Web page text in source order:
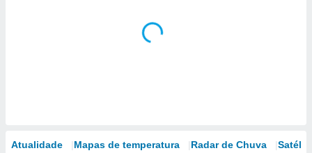
Atualidade Mapas de temperatura Radar de Chuva